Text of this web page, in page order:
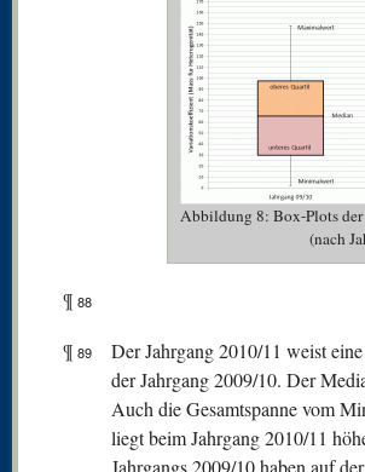
Abbildung 8: Box-Plots
(nach
¶ 88
¶ 89
Der Jahrgang 2010/11 weist
der Jahrgang 2009/10. Der
Auch die Gesamtspanne vom
liegt beim Jahrgang 2010/11
Jahrgangs 2009/10 haben auf